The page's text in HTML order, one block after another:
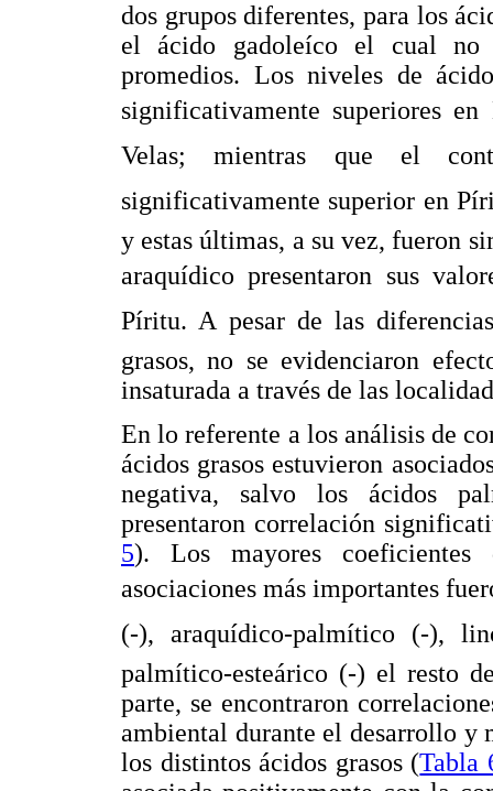
dos grupos diferentes, para los
el ácido gadoleíco el cual no
promedios. Los niveles de
significativamente superiores en
Velas; mientras que el
significativamente superior en
y estas últimas, a su vez, fueron
araquídico presentaron sus
Píritu. A pesar de las
grasos, no se evidenciaron
insaturada a través de las
En lo referente a los análisis de
ácidos grasos estuvieron
negativa, salvo los ácidos
presentaron correlación
5). Los mayores
asociaciones más importantes
(-), araquídico-palmítico (-),
palmítico-esteárico (-) el resto
parte, se encontraron
ambiental durante el desarrollo y
los distintos ácidos grasos (Tabla